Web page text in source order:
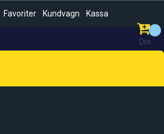
Favoriter Kundvagn Kassa
Din
Kundvagn
Sök